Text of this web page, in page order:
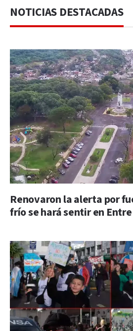
NOTICIAS DESTACADAS
Renovaron la alerta por
frío se hará sentir en